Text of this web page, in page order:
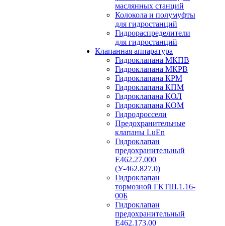
маслянных станций
Колокола и полумуфты
для гидростанций
Гидрораспределители
для гидростанций
Клапанная аппаратура
Гидроклапана МКПВ
Гидроклапана МКРВ
Гидроклапана КРМ
Гидроклапана КПМ
Гидроклапана КОЛ
Гидроклапана КОМ
Гидродроссели
Предохранительные
клапаны LuEn
Гидроклапан
предохранительный
Е462.27.000
(У-462.827.0)
Гидроклапан
тормозной ГКТШ.1.16-
00Б
Гидроклапан
предохранительный
Е462.173.00